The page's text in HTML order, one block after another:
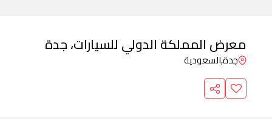
معرض المملكة الدولي للسيارات، جدة
جدة,السعودية